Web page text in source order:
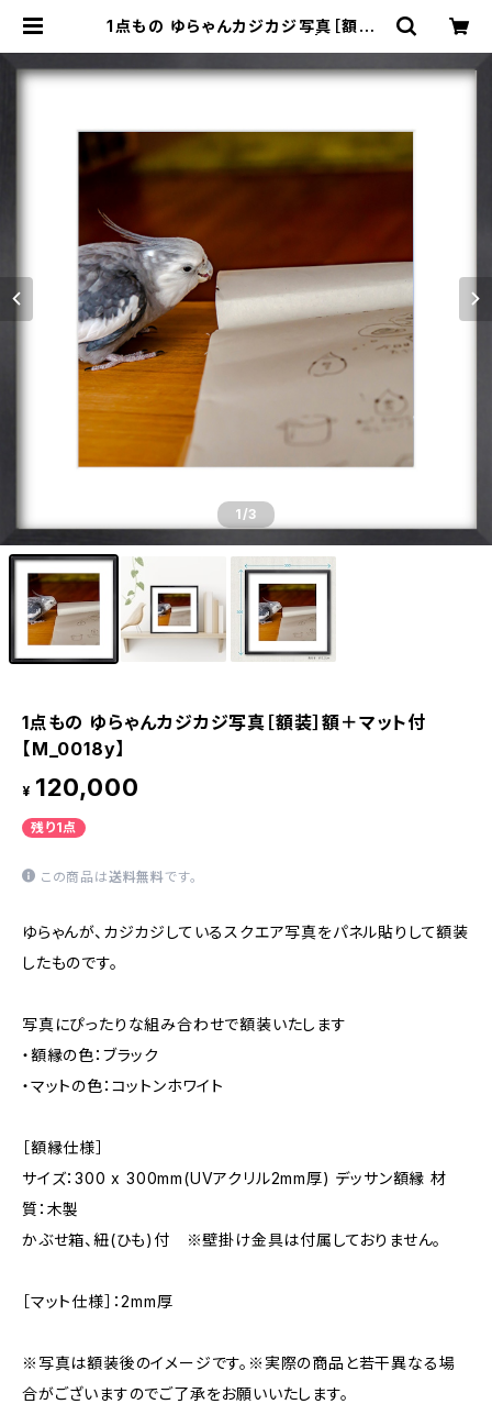
1点もの ゆらゃんカジカジ写真［額装］
1 /3
1点もの ゆらゃんカジカジ写真［額装］額＋マット付
【M_0018y】
¥ 120,000
残り1点
この商品は送料無料です。
ゆらゃんが、カジカジしているスクエア写真をパネル貼りして額装
したものです。
写真にぴったりな組み合わせで額装いたします
・額縁の色：ブラック
・マットの色：コットンホワイト
［額縁仕様］
サイズ：300 x 300mm(UVアクリル2mm厚) デッサン額縁 材
質：木製
かぶせ箱、紐(ひも)付 ※壁掛け金具は付属しておりません。
［マット仕様］：2mm厚
※写真は額装後のイメージです。※実際の商品と若干異なる場
合がございますのでご了承をお願いいたします。